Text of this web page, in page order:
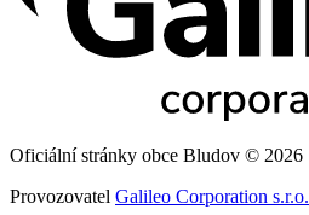
Oficiální stránky obce Bludov © 2026
Provozovatel Galileo Corporation s.r.o.